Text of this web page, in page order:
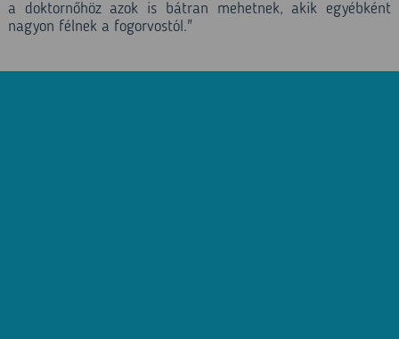
a doktornőhöz azok is bátran mehetnek, akik egyébként
nagyon félnek a fogorvostól."